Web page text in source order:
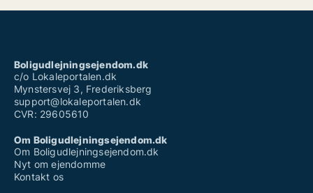
Boligudlejningsejendom.dk
c/o Lokaleportalen.dk
Mynstersvej 3, Frederiksberg
support@lokaleportalen.dk
CVR: 29605610
Om Boligudlejningsejendom.dk
Om Boligudlejningsejendom.dk
Nyt om ejendomme
Kontakt os